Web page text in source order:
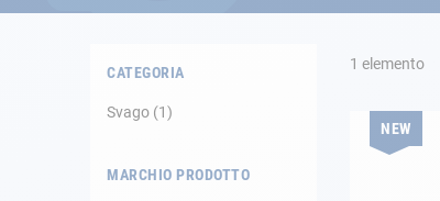
1 elemento
NEW
CATEGORIA
Svago 1
MARCHIO PRODOTTO